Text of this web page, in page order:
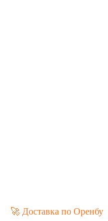
🚀 Доставка по